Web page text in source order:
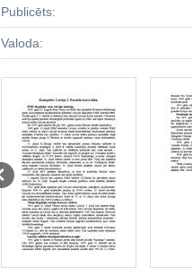
Publicēts:
Valoda: